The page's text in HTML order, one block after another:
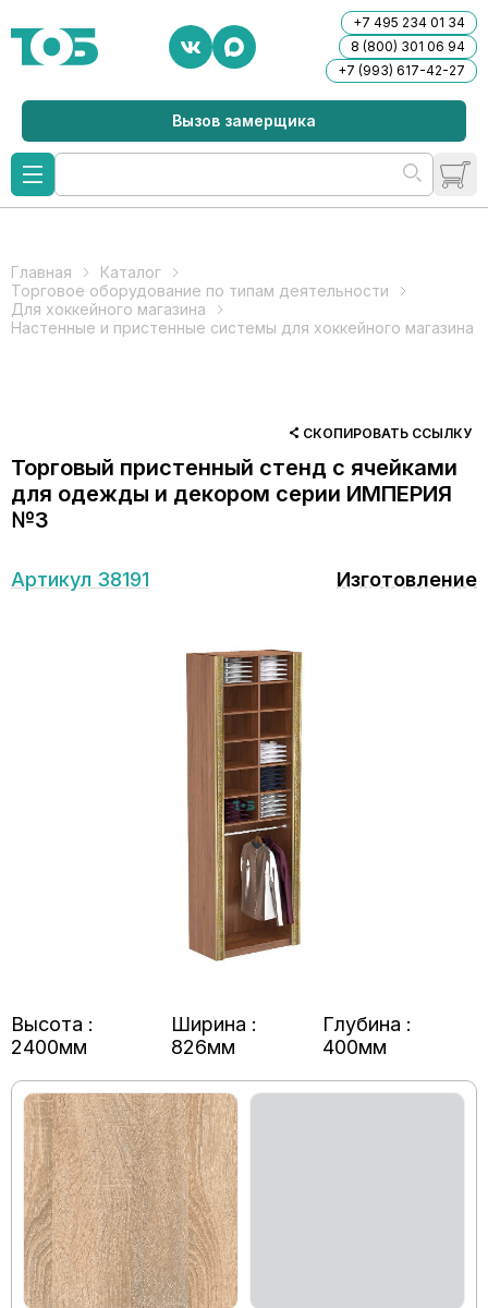
+7 495 234 01 34
8 (800) 301 06 94
+7 (993) 617-42-27
Вызов замерщика
Главная
Каталог
Торговое оборудование по типам деятельности
Для хоккейного магазина
Настенные и пристенные системы для хоккейного магазина
СКОПИРОВАТЬ ССЫЛКУ
Торговый пристенный стенд с ячейками
для одежды и декором серии ИМПЕРИЯ
№3
Артикул 38191 Изготовление
Высота :
2400мм
Ширина :
826мм
Глубина :
400мм